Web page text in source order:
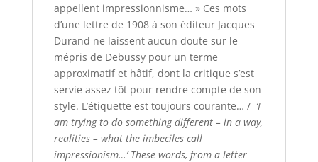
appellent impressionnisme… » Ces mots
d’une lettre de 1908 à son éditeur Jacques
Durand ne laissent aucun doute sur le
mépris de Debussy pour un terme
approximatif et hâtif, dont la critique s’est
servie assez tôt pour rendre compte de son
style. L’étiquette est toujours courante… / ‘I
am trying to do something different – in a way,
realities – what the imbeciles call
impressionism…’ These words, from a letter